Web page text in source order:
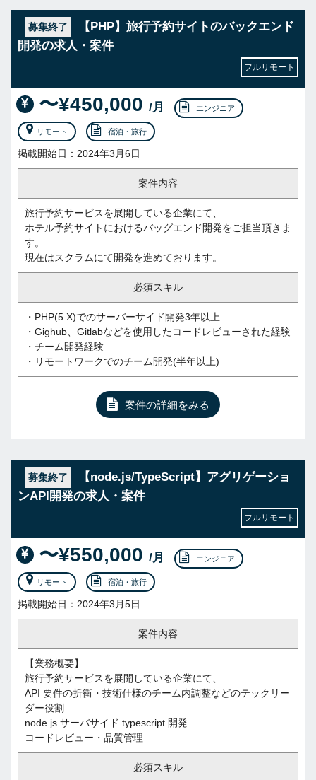
募集終了
【PHP】旅行予約サイトのバックエンド
開発の求人・案件
フルリモート
〜¥450,000 /月 エンジニア
リモート 宿泊・旅行
掲載開始日：2024年3月6日
案件内容
旅行予約サービスを展開している企業にて、
ホテル予約サイトにおけるバッグエンド開発をご担当頂きま
す。
現在はスクラムにて開発を進めております。
必須スキル
・PHP(5.X)でのサーバーサイド開発3年以上
・Gighub、Gitlabなどを使用したコードレビューされた経験
・チーム開発経験
・リモートワークでのチーム開発(半年以上)
案件の詳細をみる
募集終了
【node.js/TypeScript】アグリゲーショ
ンAPI開発の求人・案件
フルリモート
〜¥550,000 /月 エンジニア
リモート 宿泊・旅行
掲載開始日：2024年3月5日
案件内容
【業務概要】
旅行予約サービスを展開している企業にて、
API 要件の折衝・技術仕様のチーム内調整などのテックリー
ダー役割
node.js サーバサイド typescript 開発
コードレビュー・品質管理
必須スキル